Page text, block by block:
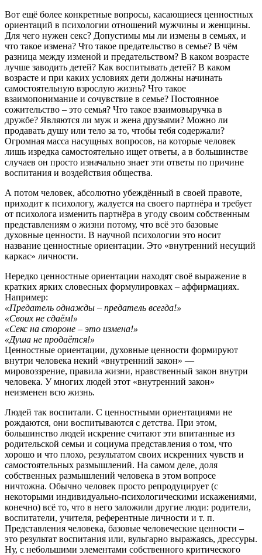
Вот ещё более конкретные вопросы, касающиеся ценностных
ориентаций в психологии отношений мужчины и женщины.
Для чего нужен секс? Допустимы мы ли измены в семьях, и
что такое измена? Что такое предательство в семье? В чём
разница между изменой и предательством? В каком возрасте
лучше заводить детей? Как воспитывать детей? В каком
возрасте и при каких условиях дети должны начинать
самостоятельную взрослую жизнь? Что такое
взаимопонимание и сочувствие в семье? Постоянное
сожительство – это семья? Что такое взаимовыручка в
дружбе? Являются ли муж и жена друзьями? Можно ли
продавать душу или тело за то, чтобы тебя содержали?
Огромная масса насущных вопросов, на которые человек
лишь изредка самостоятельно ищет ответы, а в большинстве
случаев он просто изначально знает эти ответы по причине
воспитания и воздействия общества.
А потом человек, абсолютно убеждённый в своей правоте,
приходит к психологу, жалуется на своего партнёра и требует
от психолога изменить партнёра в угоду своим собственным
представлениям о жизни потому, что всё это базовые
духовные ценности. В научной психологии это носит
название ценностные ориентации. Это «внутренний несущий
каркас» личности.
Нередко ценностные ориентации находят своё выражение в
кратких ярких словесных формулировках – аффирмациях.
Например:
«Предатель однажды – предатель всегда!»
«Своих не сдаём!»
«Секс на стороне – это измена!»
«Душа не продаётся!»
Ценностные ориентации, духовные ценности формируют
внутри человека некий «внутренний закон» —
мировоззрение, правила жизни, нравственный закон внутри
человека. У многих людей этот «внутренний закон»
неизменен всю жизнь.
Людей так воспитали. С ценностными ориентациями не
рождаются, они воспитываются с детства. При этом,
большинство людей искренне считают эти впитанные из
родительской семьи и социума представления о том, что
хорошо и что плохо, результатом своих искренних чувств и
самостоятельных размышлений. На самом деле, доля
собственных размышлений человека в этом вопросе
ничтожна. Обычно человек просто репродуцирует (с
некоторыми индивидуально-психологическими искажениями,
конечно) всё то, что в него заложили другие люди: родители,
воспитатели, учителя, референтные личности и т. п.
Представления человека, базовые человеческие ценности –
это результат воспитания или, вульгарно выражаясь, дрессуры.
Ну, с небольшими элементами собственного критического